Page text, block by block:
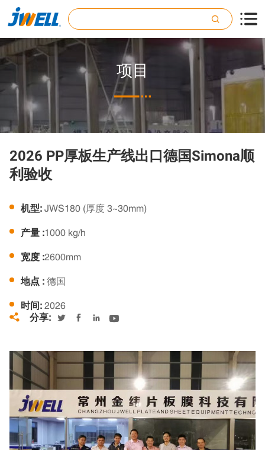

项目
2026 PP厚板生产线出口德国Simona顺
利验收
机型: JWS180 (厚度 3~30mm)
产量 :1000 kg/h
宽度 :2600mm
地点 : 德国
时间: 2026
 分享:    